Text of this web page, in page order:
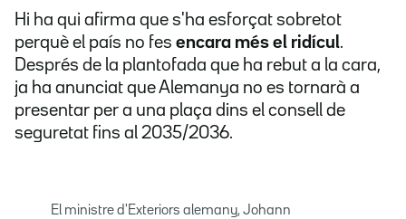
Hi ha qui afirma que s'ha esforçat sobretot
perquè el país no fes encara més el ridícul.
Després de la plantofada que ha rebut a la cara,
ja ha anunciat que Alemanya no es tornarà a
presentar per a una plaça dins el consell de
seguretat fins al 2035/2036.
El ministre d'Exteriors alemany, Johann